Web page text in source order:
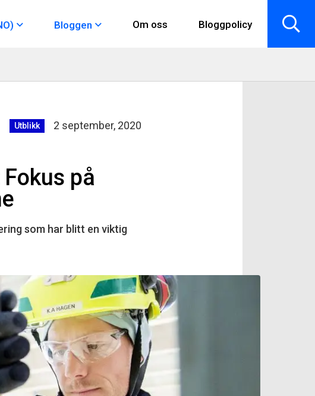
Bloggen Om oss Bloggpolicy
Utblikk 2 september, 2020
på
som har blitt en viktig